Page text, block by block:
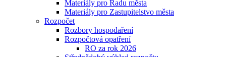
Materiály pro Radu města
Materiály pro Zastupitelstvo města
Rozpočet
Rozbory hospodaření
Rozpočtová opatření
RO za rok 2026